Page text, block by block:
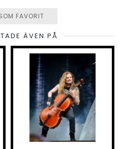
FAVORIT
ÄVEN PÅ